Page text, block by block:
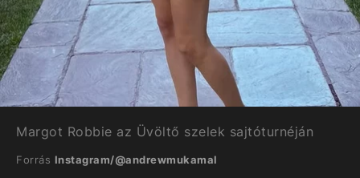
Margot Robbie az Üvöltő szelek sajtóturnéján
Forrás Instagram/@andrewmukamal